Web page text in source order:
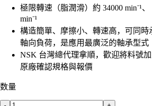
極限轉速（脂潤滑）約 34000 min⁻¹
min⁻¹
構造簡單、摩擦小、轉速高，可同時
軸向負荷，是應用最廣泛的軸承型式
NSK 台灣總代理拿順，歡迎將料號
原廠確認規格與報價
数量